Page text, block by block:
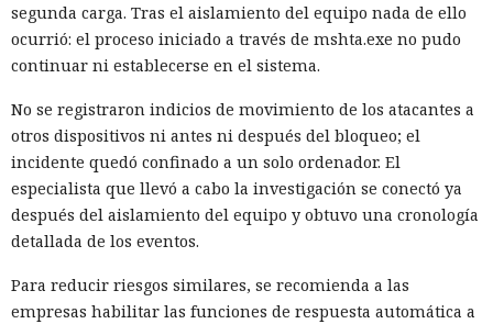
segunda carga. Tras el aislamiento del equipo nada de ello
ocurrió: el proceso iniciado a través de mshta.exe no pudo
continuar ni establecerse en el sistema.
No se registraron indicios de movimiento de los atacantes a
otros dispositivos ni antes ni después del bloqueo; el
incidente quedó confinado a un solo ordenador. El
especialista que llevó a cabo la investigación se conectó ya
después del aislamiento del equipo y obtuvo una cronología
detallada de los eventos.
Para reducir riesgos similares, se recomienda a las
empresas habilitar las funciones de respuesta automática a